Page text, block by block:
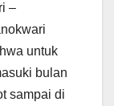
–
untuk
bulan
sampai di